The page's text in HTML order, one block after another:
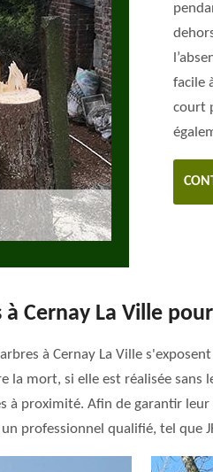
facile
court
Cernay La Ville
à Cernay La Ville
la mort, si elle est réalisée
à proximité. Afin de garantir
professionnel qualifié, tel que